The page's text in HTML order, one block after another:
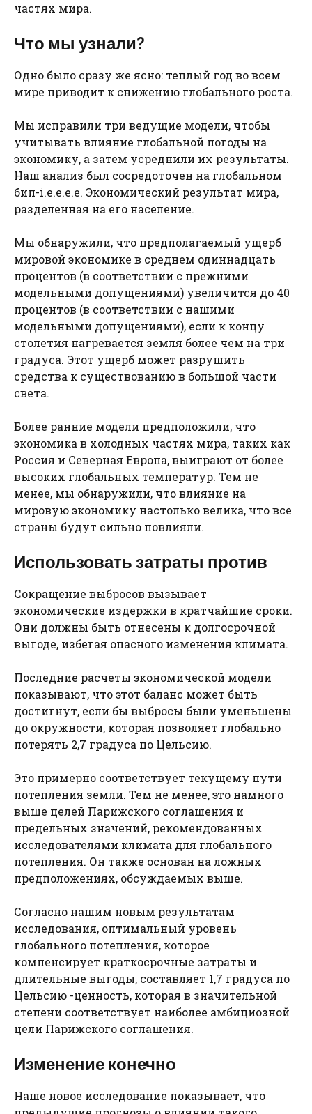
частях мира.
Что мы узнали?
Одно было сразу же ясно: теплый год во всем
мире приводит к снижению глобального роста.
Мы исправили три ведущие модели, чтобы
учитывать влияние глобальной погоды на
экономику, а затем усреднили их результаты.
Наш анализ был сосредоточен на глобальном
бип-i.e.e.e.e. Экономический результат мира,
разделенная на его население.
Мы обнаружили, что предполагаемый ущерб
мировой экономике в среднем одиннадцать
процентов (в соответствии с прежними
модельными допущениями) увеличится до 40
процентов (в соответствии с нашими
модельными допущениями), если к концу
столетия нагревается земля более чем на три
градуса. Этот ущерб может разрушить
средства к существованию в большой части
света.
Более ранние модели предположили, что
экономика в холодных частях мира, таких как
Россия и Северная Европа, выиграют от более
высоких глобальных температур. Тем не
менее, мы обнаружили, что влияние на
мировую экономику настолько велика, что все
страны будут сильно повлияли.
Использовать затраты против
Сокращение выбросов вызывает
экономические издержки в кратчайшие сроки.
Они должны быть отнесены к долгосрочной
выгоде, избегая опасного изменения климата.
Последние расчеты экономической модели
показывают, что этот баланс может быть
достигнут, если бы выбросы были уменьшены
до окружности, которая позволяет глобально
потерять 2,7 градуса по Цельсию.
Это примерно соответствует текущему пути
потепления земли. Тем не менее, это намного
выше целей Парижского соглашения и
предельных значений, рекомендованных
исследователями климата для глобального
потепления. Он также основан на ложных
предположениях, обсуждаемых выше.
Согласно нашим новым результатам
исследования, оптимальный уровень
глобального потепления, которое
компенсирует краткосрочные затраты и
длительные выгоды, составляет 1,7 градуса по
Цельсию -ценность, которая в значительной
степени соответствует наиболее амбициозной
цели Парижского соглашения.
Изменение конечно
Наше новое исследование показывает, что